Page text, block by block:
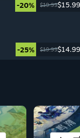
-20% $19.99$15.99
-25% $19.99$14.99